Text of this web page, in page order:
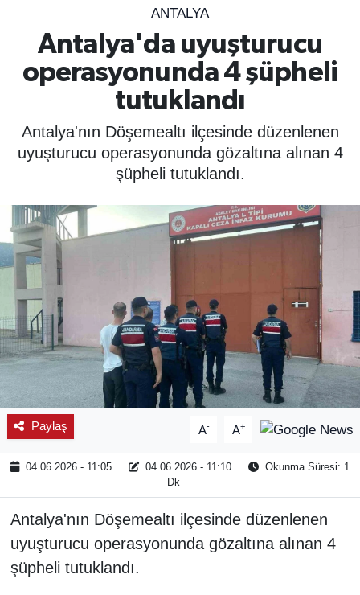
ANTALYA
Antalya'da uyuşturucu
operasyonunda 4 şüpheli
tutuklandı
Antalya'nın Döşemealtı ilçesinde düzenlenen
uyuşturucu operasyonunda gözaltına alınan 4
şüpheli tutuklandı.
Paylaş A- A+
04.06.2026 - 11:05 04.06.2026 - 11:10
Okunma Süresi: 1
Dk
Antalya'nın Döşemealtı ilçesinde düzenlenen
uyuşturucu operasyonunda gözaltına alınan 4
şüpheli tutuklandı.
ÇEVRE
BİLİM - TEKNOLOJİ
KÜLTÜR SANAT
MAGAZİN